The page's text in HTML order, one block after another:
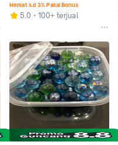
Hemat s.d 3% Pakai Bonus
5.0 100+ terjual